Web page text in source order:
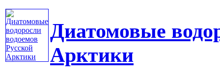
Диатомовые
Арктики